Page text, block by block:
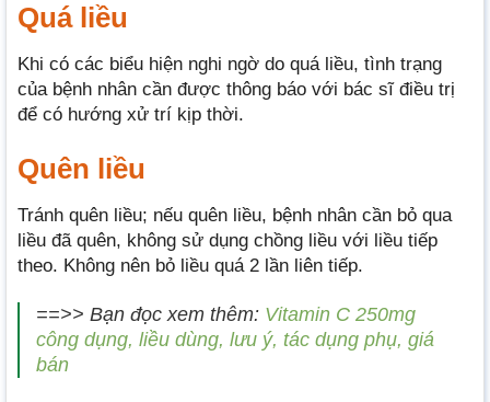
Quá liều
Khi có các biểu hiện nghi ngờ do quá liều, tình trạng
của bệnh nhân cần được thông báo với bác sĩ điều trị
để có hướng xử trí kịp thời.
Quên liều
Tránh quên liều; nếu quên liều, bệnh nhân cần bỏ qua
liều đã quên, không sử dụng chồng liều với liều tiếp
theo. Không nên bỏ liều quá 2 lần liên tiếp.
==>> Bạn đọc xem thêm: Vitamin C 250mg
công dụng, liều dùng, lưu ý, tác dụng phụ, giá
bán